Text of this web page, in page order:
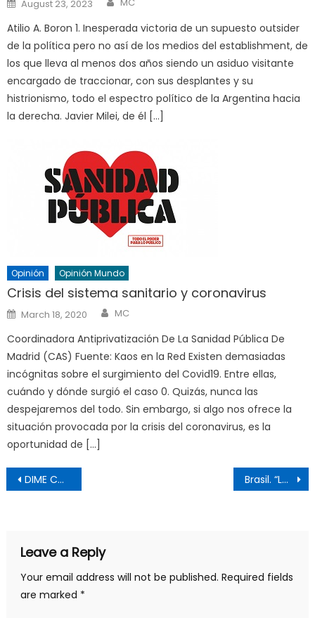
on
August 23, 2023 MC
Atilio A. Boron 1. Inesperada victoria de un supuesto outsider
de la política pero no así de los medios del establishment, de
los que lleva al menos dos años siendo un asiduo visitante
encargado de traccionar, con sus desplantes y su
histrionismo, todo el espectro político de la Argentina hacia
la derecha. Javier Milei, de él […]
Opinión Opinión Mundo
Crisis del sistema sanitario y coronavirus
Posted
on
March 18, 2020 Author
MC
Coordinadora Antiprivatización De La Sanidad Pública De
Madrid (CAS) Fuente: Kaos en la Red Existen demasiadas
incógnitas sobre el surgimiento del Covid19. Entre ellas,
cuándo y dónde surgió el caso 0. Quizás, nunca las
despejaremos del todo. Sin embargo, si algo nos ofrece la
situación provocada por la crisis del coronavirus, es la
oportunidad de […]
Post
navigation
DIME CON QUIEN ANDA Brasil. “La mortalidad de covid-19 tiene una determinación social clara»
Leave a Reply
Your email address will not be published. Required fields
are marked *